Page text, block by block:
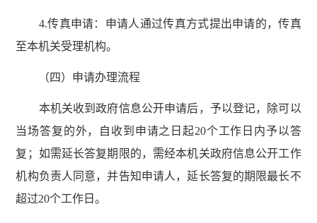
4.传真申请：申请人通过传真方式提出申请的，传真
至本机关受理机构。
（四）申请办理流程
本机关收到政府信息公开申请后，予以登记，除可以
当场答复的外，自收到申请之日起20个工作日内予以答
复；如需延长答复期限的，需经本机关政府信息公开工作
机构负责人同意，并告知申请人，延长答复的期限最长不
超过20个工作日。